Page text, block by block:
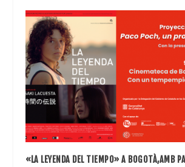
«LA LEYENDA DEL TIEMPO» A BOGOTÀ,AMB